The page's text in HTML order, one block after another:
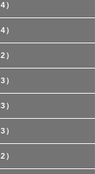
）
）
）
）
）
）
）